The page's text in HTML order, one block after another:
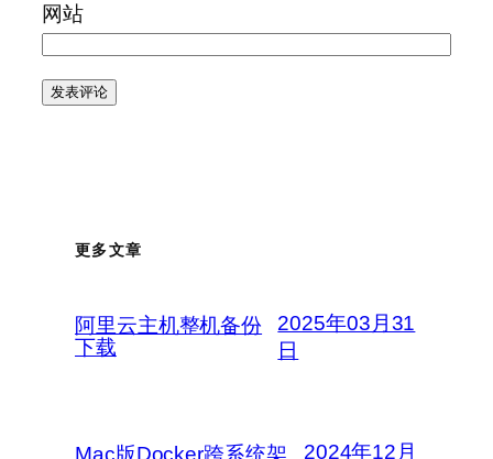
网站
更多文章
阿里云主机整机备份
下载
2025年03月31
日
Mac版Docker跨系统架
2024年12月